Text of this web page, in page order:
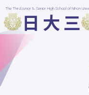
The Third Junior & Senior High School of Nihon
日大三